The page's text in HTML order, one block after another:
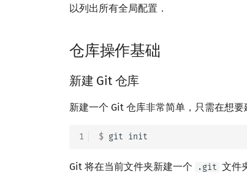
以列出所有全局配置．
仓库操作基础
新建 Git 仓库
新建一个 Git 仓库非常简单，只需在想
1 $ git
Git 将在当前文件夹新建一个 .git 文件